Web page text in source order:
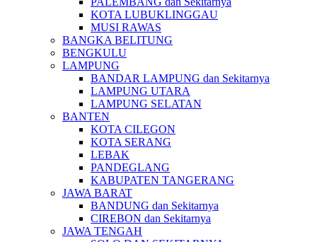
KOTA LUBUKLINGGAU
MUSI RAWAS
BANGKA BELITUNG
BENGKULU
LAMPUNG
BANDAR LAMPUNG dan Sekitarnya
LAMPUNG UTARA
LAMPUNG SELATAN
BANTEN
KOTA CILEGON
KOTA SERANG
LEBAK
PANDEGLANG
KABUPATEN TANGERANG
JAWA BARAT
BANDUNG dan Sekitarnya
CIREBON dan Sekitarnya
JAWA TENGAH